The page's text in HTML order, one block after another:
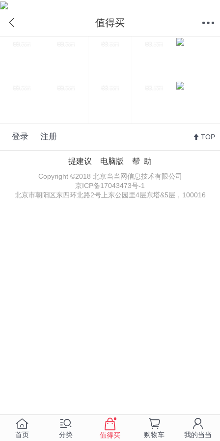
值得买
登录 注册 TOP
提建议 电脑版 帮 助
Copyright ©2018 北京当当网信息技术有限公司
京ICP备17043473号-1
北京市朝阳区东四环北路2号上东公园里4层东塔&5层，100016
首页 分类 值得买 购物车 我的当当